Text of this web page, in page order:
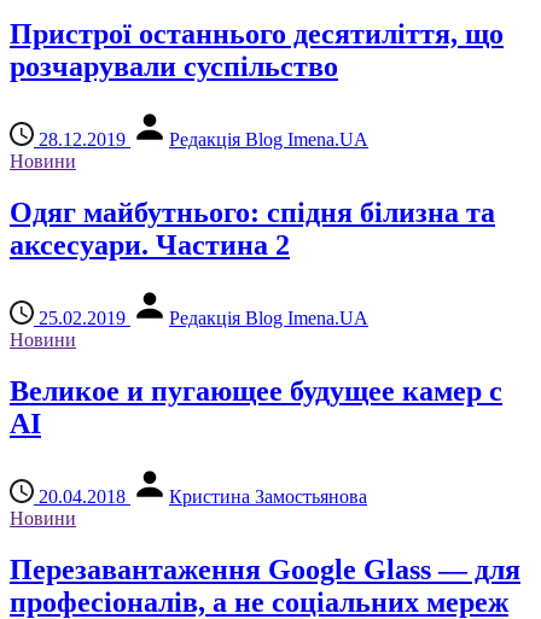
Пристрої останнього десятиліття, що
розчарували суспільство
28.12.2019
Редакція Blog Imena.UA
Новини
Одяг майбутнього: спідня білизна та
аксесуари. Частина 2
25.02.2019
Редакція Blog Imena.UA
Новини
Великое и пугающее будущее камер с
AI
20.04.2018
Кристина Замостьянова
Новини
Перезавантаження Google Glass — для
професіоналів, а не соціальних мереж